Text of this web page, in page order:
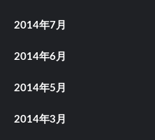
2014年7月
2014年6月
2014年5月
2014年3月